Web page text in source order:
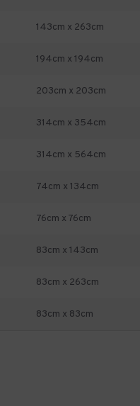
143cm x 263cm
194cm x 194cm
203cm x 203cm
314cm x 354cm
314cm x 564cm
74cm x 134cm
76cm x 76cm
83cm x 143cm
83cm x 263cm
83cm x 83cm